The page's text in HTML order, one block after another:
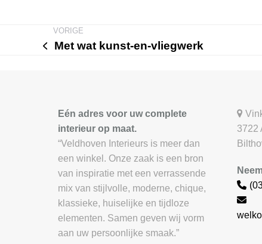
previous
Met wat kunst-en-vliegwerk
Eén adres voor uw complete
interieur op maat.
“Veldhoven Interieurs is meer dan
een winkel. Onze zaak is een bron
van inspiratie met een verrassende
mix van stijlvolle, moderne, chique,
klassieke, huiselijke en tijdloze
elementen. Samen geven wij vorm
aan uw persoonlijke smaak.”
3722